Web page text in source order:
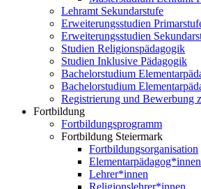
Lehramt Sekundarstufe
Erweiterungsstudien
Erweiterungsstudien
Studien Religionspädagogik
Studien Inklusive Pädagogik
Bachelorstudium
Bachelorstudium
Registrierung und Bewerbung
Fortbildung
Fortbildungsprogramm
Fortbildung Steiermark
Fortbildungsorganisation
Elementarpädagog*innen
Lehrer*innen
Religionslehrer*innen